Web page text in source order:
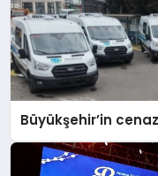
Büyükşehir’in